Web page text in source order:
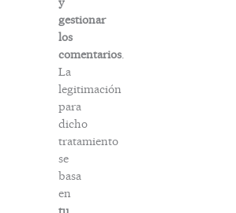
gestionar
los
comentarios
La
legitimación
para
dicho
tratamiento
se
basa
en
tu